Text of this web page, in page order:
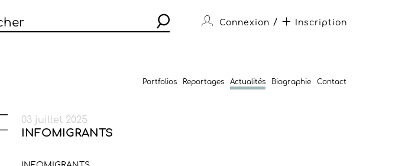
Connexion / Inscription
Portfolios Reportages Actualités Biographie Contact
03 juillet 2025
INFOMIGRANTS